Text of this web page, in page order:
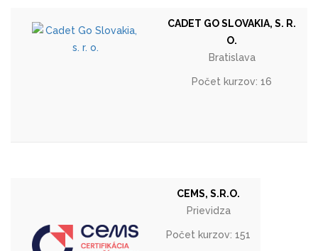
CADET GO SLOVAKIA, S. R.
O.
Bratislava
Počet kurzov: 16
CEMS, S.R.O.
Prievidza
Počet kurzov: 151